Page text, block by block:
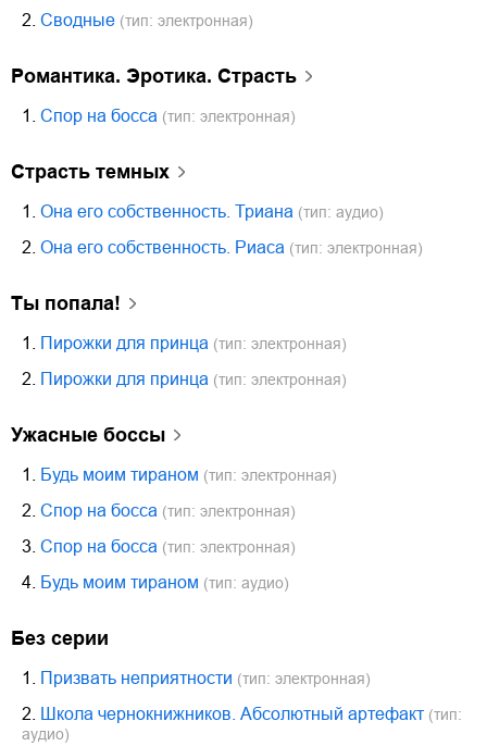
2. Сводные (тип: электронная)
Романтика. Эротика. Страсть
1. Спор на босса (тип: электронная)
Страсть темных
1. Она его собственность. Триана (тип: аудио)
2. Она его собственность. Риаса (тип: электронная)
Ты попала!
1. Пирожки для принца (тип: электронная)
2. Пирожки для принца (тип: электронная)
Ужасные боссы
1. Будь моим тираном (тип: электронная)
2. Спор на босса (тип: электронная)
3. Спор на босса (тип: электронная)
4. Будь моим тираном (тип: аудио)
Без серии
1. Призвать неприятности (тип: электронная)
2. Школа чернокнижников. Абсолютный артефакт (тип:
аудио)